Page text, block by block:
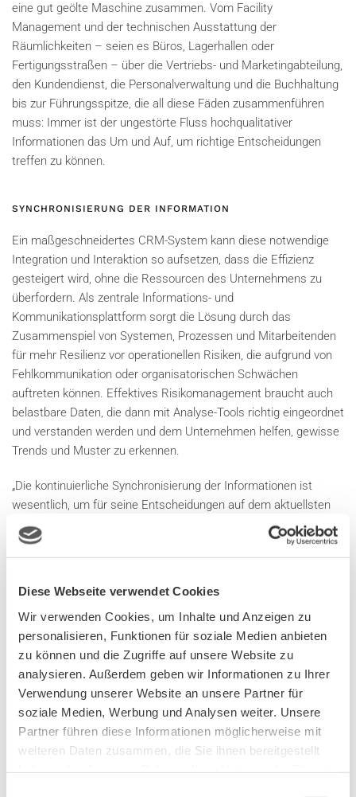
Diese Webseite verwendet Cookies
Wir verwenden Cookies, um Inhalte und Anzeigen zu
personalisieren, Funktionen für soziale Medien anbieten
zu können und die Zugriffe auf unsere Website zu
analysieren. Außerdem geben wir Informationen zu Ihrer
Verwendung unserer Website an unsere Partner für
soziale Medien, Werbung und Analysen weiter. Unsere
Partner führen diese Informationen möglicherweise mit
weiteren Daten zusammen, die Sie ihnen bereitgestellt
eine gut geölte Maschine zusammen. Vom Facility
Management und der technischen Ausstattung der
Räumlichkeiten – seien es Büros, Lagerhallen oder
Fertigungsstraßen – über die Vertriebs- und Marketingabteilung,
den Kundendienst, die Personalverwaltung und die Buchhaltung
bis zur Führungsspitze, die all diese Fäden zusammenführen
muss: Immer ist der ungestörte Fluss hochqualitativer
Informationen das Um und Auf, um richtige Entscheidungen
treffen zu können.
SYNCHRONISIERUNG DER INFORMATION
Ein maßgeschneidertes CRM-System kann diese notwendige
Integration und Interaktion so aufsetzen, dass die Effizienz
gesteigert wird, ohne die Ressourcen des Unternehmens zu
überfordern. Als zentrale Informations- und
Kommunikationsplattform sorgt die Lösung durch das
Zusammenspiel von Systemen, Prozessen und Mitarbeitenden
für mehr Resilienz vor operationellen Risiken, die aufgrund von
Fehlkommunikation oder organisatorischen Schwächen
auftreten können. Effektives Risikomanagement braucht auch
belastbare Daten, die dann mit Analyse-Tools richtig eingeordnet
und verstanden werden und dem Unternehmen helfen, gewisse
Trends und Muster zu erkennen.
„Die kontinuierliche Synchronisierung der Informationen ist
wesentlich, um für seine Entscheidungen auf dem aktuellsten
Wissensstand zu sein“, erläutert
Gerhard Wanek, CEO von
CURSOR Austria
. Das sei nämlich nicht nur für das oberste
Management wichtig: „Natürlich geht es auch um die groß
Mitarbeiterebene macht es einen Unterschied, ob die internen
Prozesse durch fehlende Informationen ins Stocken geraten
oder die Qualität der Interaktion mit Kund*innen und
Partner*innen durch veraltete Datensätze gemindert ist“, so
Wanek.
Viele regulatorische und gesetzliche Bestimmungen auf
nationaler wie auch europäischer Ebene setzen